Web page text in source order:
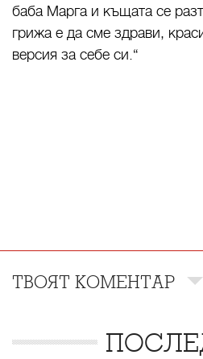
баба Марга и къщата се
грижа е да сме здрави,
версия за себе си.“
ТВОЯТ КОМЕНТАР